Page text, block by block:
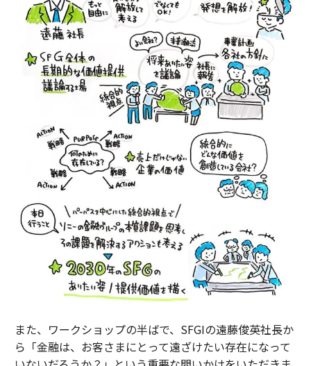
また、ワークショップの半ばで、SFGIの遠藤俊英社長か
ら「金融は、お客さまにとって遠ざけたい存在になって